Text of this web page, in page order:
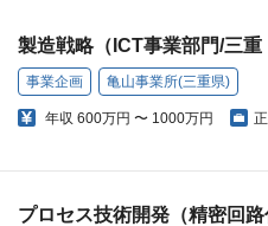
製造戦略（ICT事業部門/三重
事業企画 亀山事業所(三重県)
年収 600万円 〜 1000万円
プロセス技術開発（精密回